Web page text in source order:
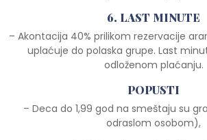
6. LAST MINUTE
– Akontacija 40% prilikom rezervacije
uplaćuje do polaska grupe. Last
odloženom plaćanju.
POPUSTI
– Deca do 1,99 god na smeštaju su
odraslom osobom),